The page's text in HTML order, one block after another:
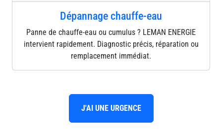
Dépannage chauffe-eau
Panne de chauffe-eau ou cumulus ? LEMAN ENERGIE
intervient rapidement. Diagnostic précis, réparation ou
remplacement immédiat.
J'AI UNE URGENCE